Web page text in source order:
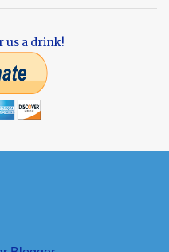
us a drink!